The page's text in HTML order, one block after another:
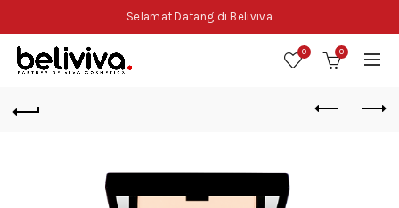
Selamat Datang di Beliviva
0 0